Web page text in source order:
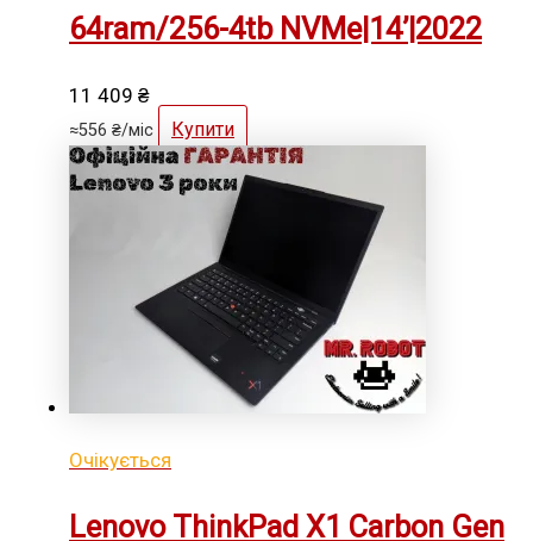
64ram/256-4tb NVMe|14’|2022
11 409 ₴
≈556 ₴/міс Купити
Очікується
Lenovo ThinkPad X1 Carbon Gen